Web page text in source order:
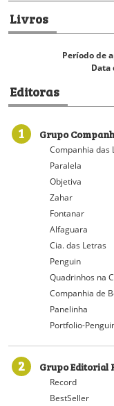
Livros
Período de
Data
Editoras
1 Grupo
Companhia das
Paralela
Objetiva
Zahar
Fontanar
Alfaguara
Cia. das Letras
Penguin
Quadrinhos na
Companhia de
Panelinha
Portfolio-
2 Grupo Editorial
Record
BestSeller